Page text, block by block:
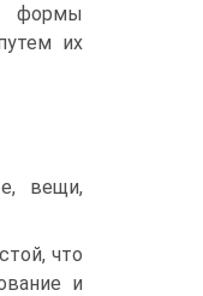
формы
их
вещи,
что
и